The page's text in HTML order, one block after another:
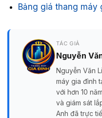
Bảng giá thang máy
TÁC GIẢ
Nguyễn
Nguyễn Văn
máy gia đình
với hơn 10
và giám sát
Anh đã trực